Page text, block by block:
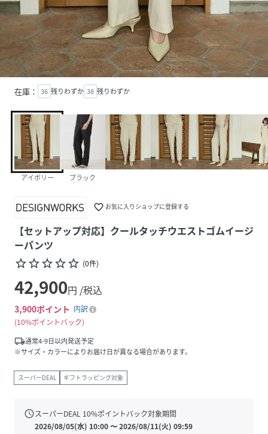
在庫： 36 残りわずか 38 残りわずか
アイボリー ブラック
favorite_border お気に入りショップに登録する
【セットアップ対応】クールタッチウエストゴムイージ
ーパンツ
star_borderstar_borderstar_borderstar_borderstar_border (0件)
42,900円 /税込
3,900ポイント 内訳
10%ポイントバック
local_shipping通常4-9日以内発送予定
※サイズ・カラーによりお届け日が異なる場合があります。
スーパーDEAL ギフトラッピング対象
scheduleスーパーDEAL 10%ポイントバック対象期間
2026/08/05(水) 10:00〜2026/08/11(火) 09:59